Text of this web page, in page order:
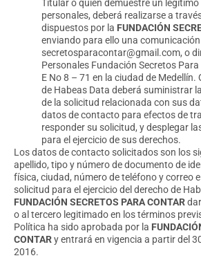
Titular o quien demuestre un
personales, deberá realizarse a
dispuestos por la FUNDACIÓN
enviando para ello una
secretosparacontar@gmail.com, o
Personales Fundación Secretos
E No 8 – 71 en la ciudad de Medellín.
de Habeas Data deberá suministrar
de la solicitud relacionada con sus
datos de contacto para efectos de
responder su solicitud, y desplegar
para el ejercicio de sus derechos.
Los datos de contacto solicitados son los
apellido, tipo y número de documento de
física, ciudad, número de teléfono y correo
solicitud para el ejercicio del derecho de
FUNDACIÓN SECRETOS PARA CONTAR
o al tercero legitimado en los términos
Política ha sido aprobada por la
CONTARy entrará en vigencia a partir del
2016.